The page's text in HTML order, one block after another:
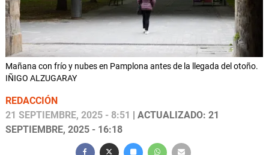
Mañana con frío y nubes en Pamplona antes de la llegada del otoño.
IÑIGO ALZUGARAY
REDACCIÓN
21 SEPTIEMBRE, 2025 - 8:51
| ACTUALIZADO: 21
SEPTIEMBRE, 2025 - 16:18